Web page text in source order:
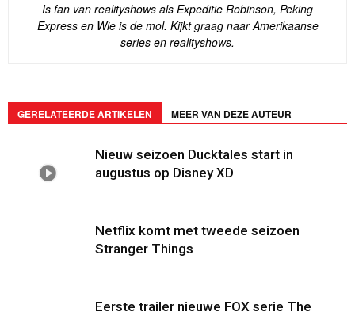
Is fan van realityshows als Expeditie Robinson, Peking
Express en Wie is de mol. Kijkt graag naar Amerikaanse
series en realityshows.
GERELATEERDE ARTIKELEN MEER VAN DEZE AUTEUR
Nieuw seizoen Ducktales start in
augustus op Disney XD
Netflix komt met tweede seizoen
Stranger Things
Eerste trailer nieuwe FOX serie The